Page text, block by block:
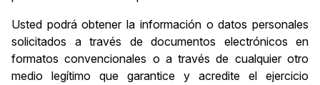
Usted podrá obtener la información o datos personales
solicitados a través de documentos electrónicos en
formatos convencionales o a través de cualquier otro
medio legítimo que garantice y acredite el ejercicio